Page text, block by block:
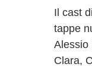
Il cast
tappe
Alessio
Clara,